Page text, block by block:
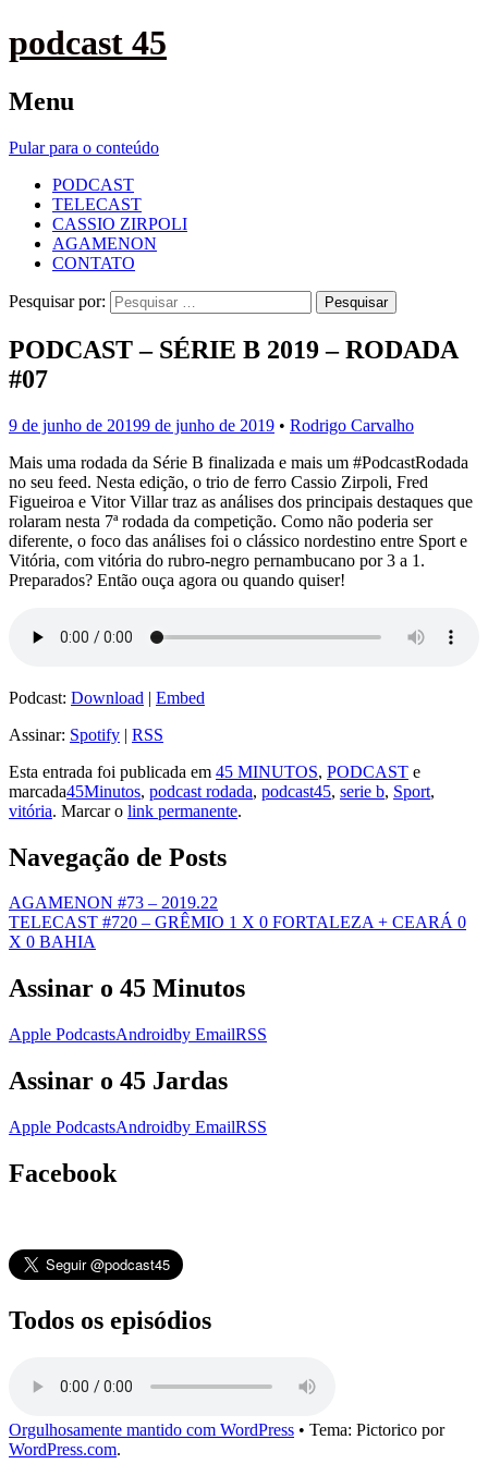
podcast 45
Menu
Pular para o conteúdo
PODCAST
TELECAST
CASSIO ZIRPOLI
AGAMENON
CONTATO
Pesquisar por:
PODCAST – SÉRIE B 2019 – RODADA
#07
9 de junho de 20199 de junho de 2019 • Rodrigo Carvalho
Mais uma rodada da Série B finalizada e mais um #PodcastRodada
no seu feed. Nesta edição, o trio de ferro Cassio Zirpoli, Fred
Figueiroa e Vitor Villar traz as análises dos principais destaques que
rolaram nesta 7ª rodada da competição. Como não poderia ser
diferente, o foco das análises foi o clássico nordestino entre Sport e
Vitória, com vitória do rubro-negro pernambucano por 3 a 1.
Preparados? Então ouça agora ou quando quiser!
Podcast: Download | Embed
Assinar: Spotify | RSS
Esta entrada foi publicada em 45 MINUTOS, PODCAST e
marcada45Minutos, podcast rodada, podcast45, serie b, Sport,
vitória. Marcar o link permanente.
Navegação de Posts
AGAMENON #73 – 2019.22
TELECAST #720 – GRÊMIO 1 X 0 FORTALEZA + CEARÁ 0
X 0 BAHIA
Assinar o 45 Minutos
Apple PodcastsAndroidby EmailRSS
Assinar o 45 Jardas
Apple PodcastsAndroidby EmailRSS
Facebook
Todos os episódios
Orgulhosamente mantido com WordPress • Tema: Pictorico por
WordPress.com.